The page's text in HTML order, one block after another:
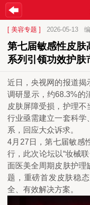
[ 美容专题 ] 2026-05-13
第七届敏感性皮肤
系列引领功效护肤
近日，央视网的报道揭
调研显示，约68.3%的
皮肤屏障受损，护理
行业亟需建立一套科学
系，回应大众诉求。
4月27日，第七届敏感
行，此次论坛以“妆械
面医美全周期皮肤护理
题，重磅首发皮肤稳
全、有效解决方案。